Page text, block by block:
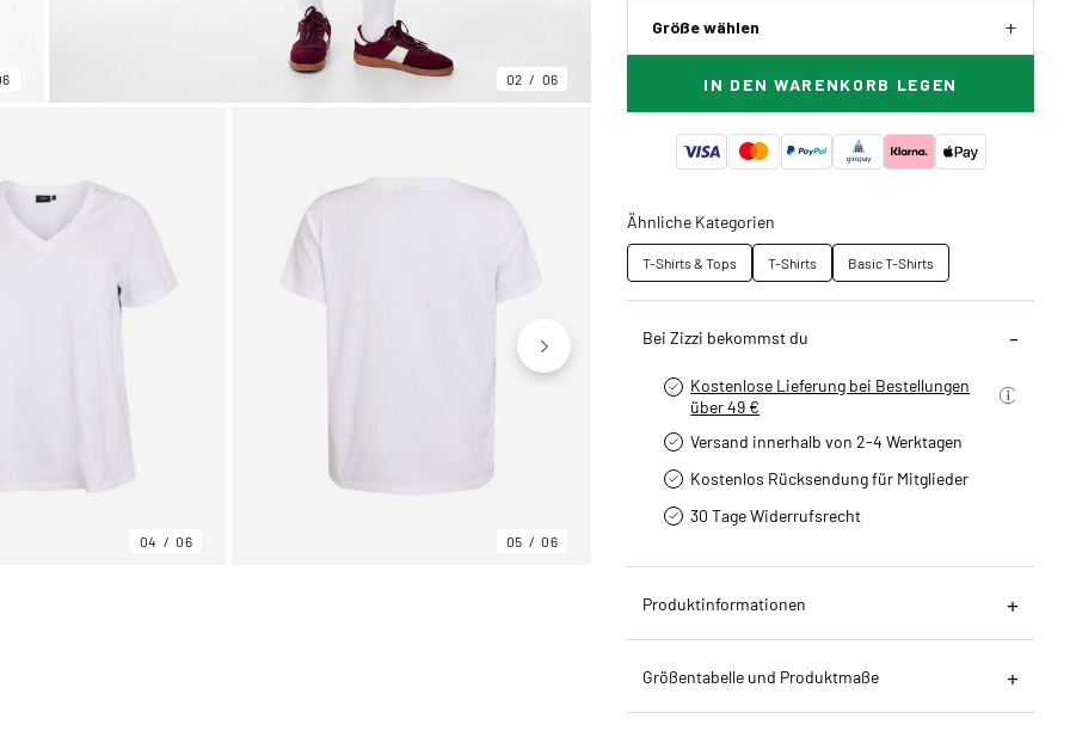
02 06
04 06 05 06
Größe wählen
IN DEN WARENKORB LEGEN
Ähnliche Kategorien
T-Shirts & Tops T-Shirts Basic T-Shirts
Bei Zizzi bekommst du
Kostenlose Lieferung bei Bestellungen
über 49 €
Versand innerhalb von 2-4 Werktagen
Kostenlos Rücksendung für Mitglieder
30 Tage Widerrufsrecht
Produktinformationen
Größentabelle und Produktmaße